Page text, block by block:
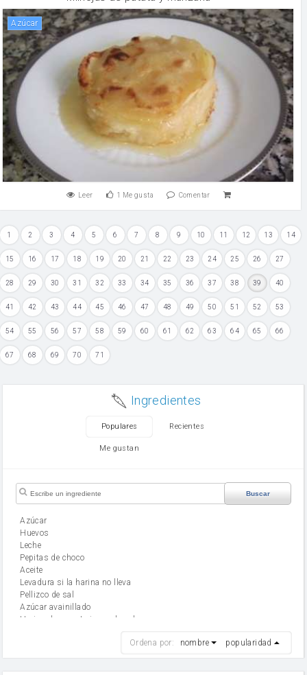
Azúcar
Leer 1 Me gusta Comentar
1 2 3 4 5 6 7 8 9 10 11 12 13 14
15 16 17 18 19 20 21 22 23 24 25 26 27
28 29 30 31 32 33 34 35 36 37 38 39 40
41 42 43 44 45 46 47 48 49 50 51 52 53
54 55 56 57 58 59 60 61 62 63 64 65 66
67 68 69 70 71
Ingredientes
Populares Recientes
Me gustan
Buscar
Azúcar
huevos
leche
Pepitas de choco
aceite
Levadura si la harina no lleva
Pellizco de sal
Azúcar avainillado
Harina de reposteria con levadura
mantequilla
Ordena por: nombre popularidad